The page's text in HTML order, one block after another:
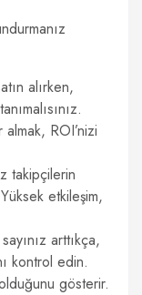
alırken,
ROI’nizi
takipçilerin
etkileşim,
arttıkça,
kontrol edin.
gösterir.